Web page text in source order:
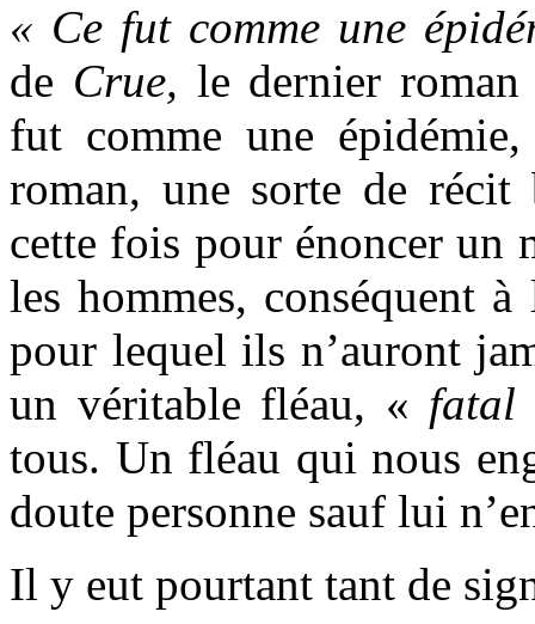
« Ce fut comme une
de Crue, le dernier
fut comme une
roman, une sorte de
cette fois pour énoncer un
les hommes, conséquent
pour lequel ils n’auront
un véritable fléau, « fatal
tous. Un fléau qui nous
doute personne sauf lui
Il y eut pourtant tant de